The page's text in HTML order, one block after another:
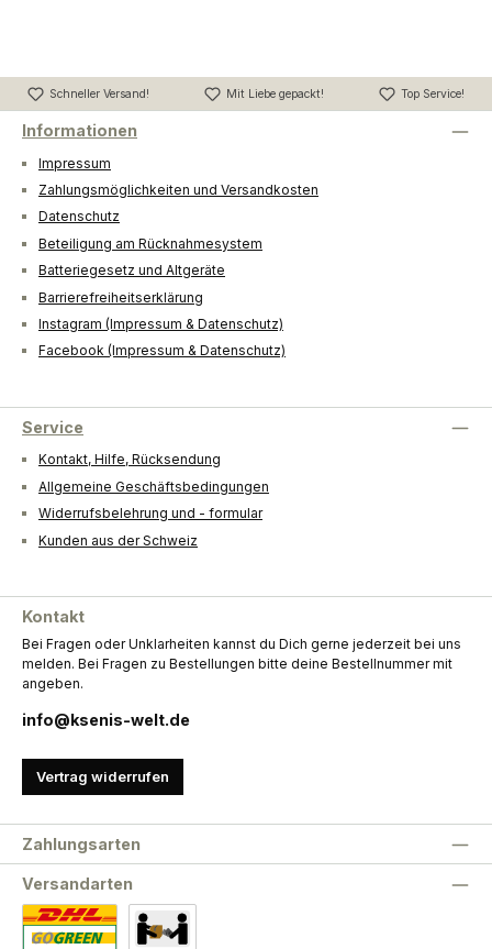
Schneller Versand! Mit Liebe gepackt! Top Service!
Informationen
Impressum
Zahlungsmöglichkeiten und Versandkosten
Datenschutz
Beteiligung am Rücknahmesystem
Batteriegesetz und Altgeräte
Barrierefreiheitserklärung
Instagram (Impressum & Datenschutz)
Facebook (Impressum & Datenschutz)
Service
Kontakt, Hilfe, Rücksendung
Allgemeine Geschäftsbedingungen
Widerrufsbelehrung und - formular
Kunden aus der Schweiz
Kontakt
Bei Fragen oder Unklarheiten kannst du Dich gerne jederzeit bei uns
melden. Bei Fragen zu Bestellungen bitte deine Bestellnummer mit
angeben.
info@ksenis-welt.de
Vertrag widerrufen
Zahlungsarten
Versandarten